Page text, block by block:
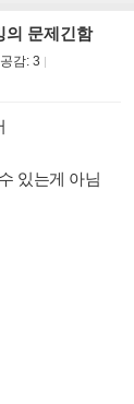
의 문제긴함
감: 3
있는게 아님